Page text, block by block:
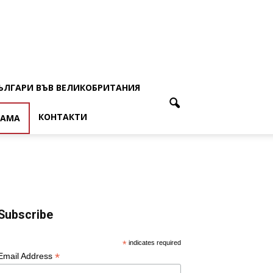
ВЪВ ВЕЛИКОБРИТАНИЯ
КОНТАКТИ
* indicates required
Address *